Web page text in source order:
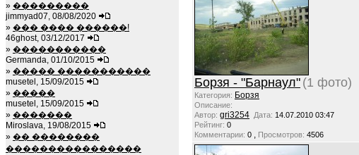
» ���������
jimmyad07, 08/08/2020
» ��� ���� ������!
46ghost, 03/12/2017
» �����������
Germanda, 01/10/2015
» ����� �����������
musetel, 15/09/2015
» �����
musetel, 15/09/2015
» �������
Miroslava, 19/08/2015
» �� ��������
����������������
Борзя - "Барнаул" (1 фото)
Категория: Борзя
Описание:
Автор: gri3254 Дата: 14.07.2010 03:47
Рейтинг: 0
Комментарии: 0 , Просмотров: 4506